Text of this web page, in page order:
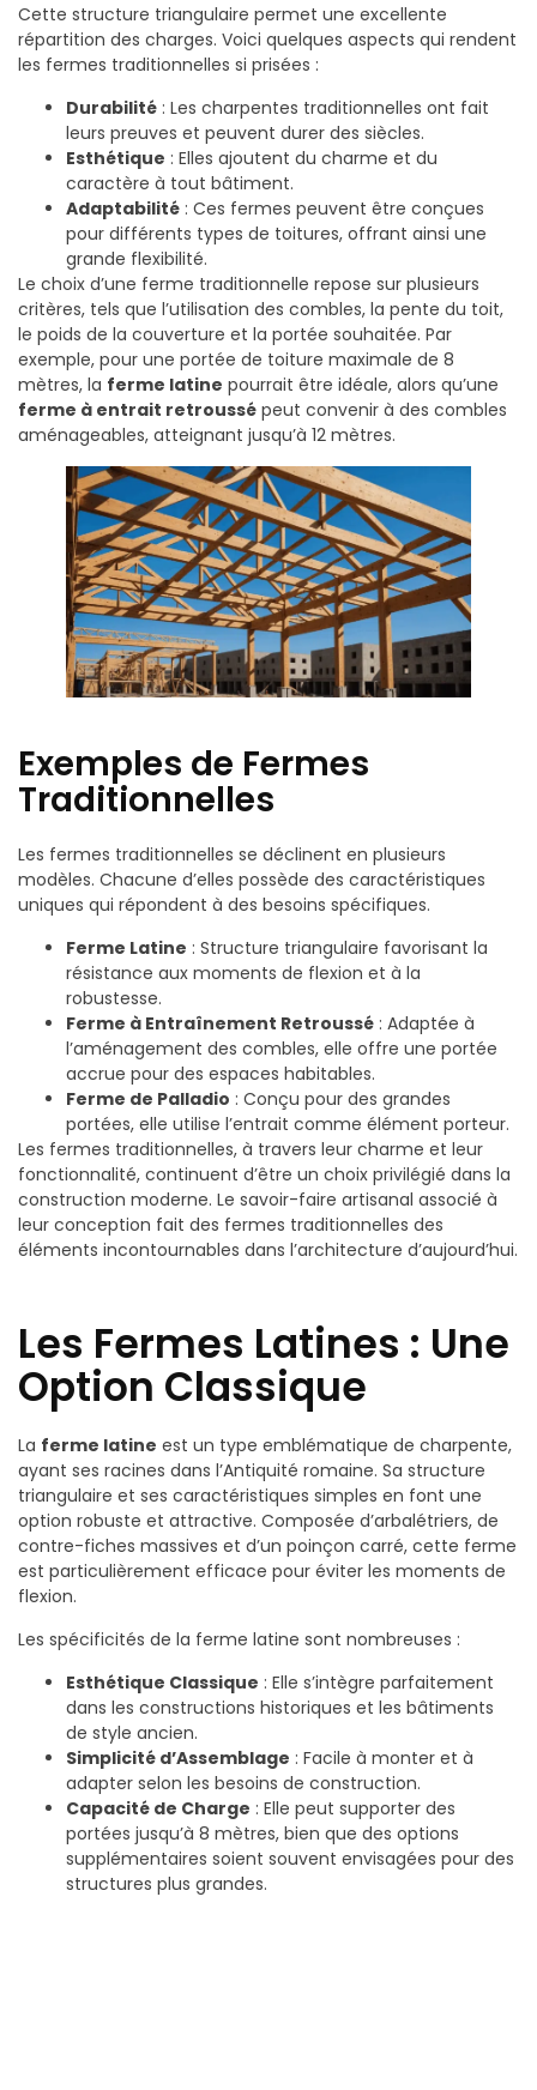
Cette structure triangulaire permet une excellente
répartition des charges. Voici quelques aspects qui rendent
les fermes traditionnelles si prisées :
Durabilité : Les charpentes traditionnelles ont fait
leurs preuves et peuvent durer des siècles.
Esthétique : Elles ajoutent du charme et du
caractère à tout bâtiment.
Adaptabilité : Ces fermes peuvent être conçues
pour différents types de toitures, offrant ainsi une
grande flexibilité.
Le choix d’une ferme traditionnelle repose sur plusieurs
critères, tels que l’utilisation des combles, la pente du toit,
le poids de la couverture et la portée souhaitée. Par
exemple, pour une portée de toiture maximale de 8
mètres, la ferme latine pourrait être idéale, alors qu’une
ferme à entrait retroussé peut convenir à des combles
aménageables, atteignant jusqu’à 12 mètres.
Exemples de Fermes
Traditionnelles
Les fermes traditionnelles se déclinent en plusieurs
modèles. Chacune d’elles possède des caractéristiques
uniques qui répondent à des besoins spécifiques.
Ferme Latine : Structure triangulaire favorisant la
résistance aux moments de flexion et à la
robustesse.
Ferme à Entraînement Retroussé : Adaptée à
l’aménagement des combles, elle offre une portée
accrue pour des espaces habitables.
Ferme de Palladio : Conçu pour des grandes
portées, elle utilise l’entrait comme élément porteur.
Les fermes traditionnelles, à travers leur charme et leur
fonctionnalité, continuent d’être un choix privilégié dans la
construction moderne. Le savoir-faire artisanal associé à
leur conception fait des fermes traditionnelles des
éléments incontournables dans l’architecture d’aujourd’hui.
Les Fermes Latines : Une
Option Classique
La ferme latine est un type emblématique de charpente,
ayant ses racines dans l’Antiquité romaine. Sa structure
triangulaire et ses caractéristiques simples en font une
option robuste et attractive. Composée d’arbalétriers, de
contre-fiches massives et d’un poinçon carré, cette ferme
est particulièrement efficace pour éviter les moments de
flexion.
Les spécificités de la ferme latine sont nombreuses :
Esthétique Classique : Elle s’intègre parfaitement
dans les constructions historiques et les bâtiments
de style ancien.
Simplicité d’Assemblage : Facile à monter et à
adapter selon les besoins de construction.
Capacité de Charge : Elle peut supporter des
portées jusqu’à 8 mètres, bien que des options
supplémentaires soient souvent envisagées pour des
structures plus grandes.